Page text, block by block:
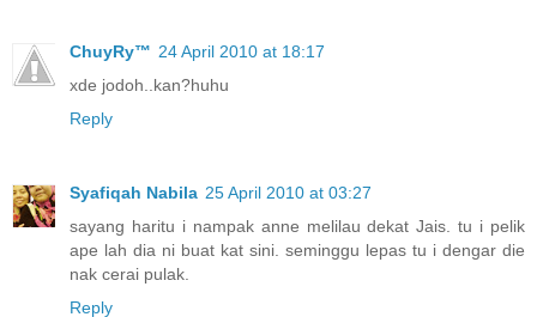
ChuyRy™ 24 April 2010 at 18:17
xde jodoh..kan?huhu
Reply
Syafiqah Nabila 25 April 2010 at 03:27
sayang haritu i nampak anne melilau dekat Jais. tu i pelik
ape lah dia ni buat kat sini. seminggu lepas tu i dengar die
nak cerai pulak.
Reply